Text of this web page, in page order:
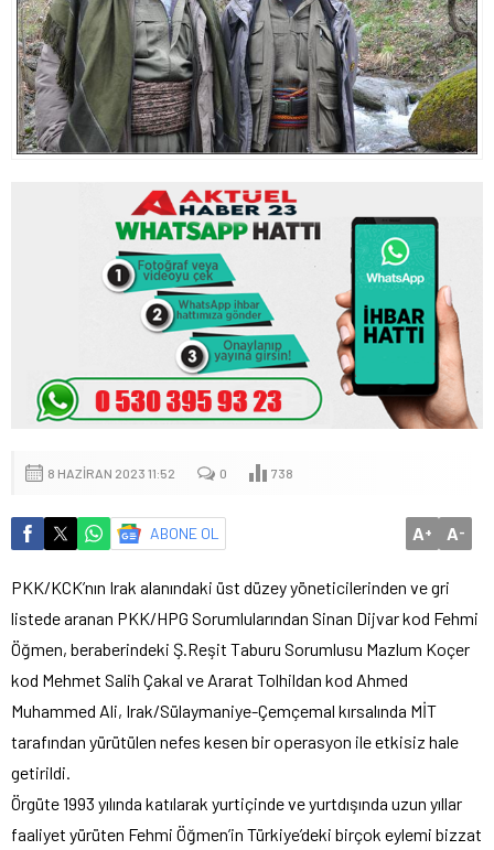
8 HAZIRAN 2023 11:52 0 738
ABONE OL A+ A-
PKK/KCK’nın Irak alanındaki üst düzey yöneticilerinden ve gri
listede aranan PKK/HPG Sorumlularından Sinan Dijvar kod Fehmi
Öğmen, beraberindeki Ş.Reşit Taburu Sorumlusu Mazlum Koçer
kod Mehmet Salih Çakal ve Ararat Tolhildan kod Ahmed
Muhammed Ali, Irak/Sülaymaniye-Çemçemal kırsalında MİT
tarafından yürütülen nefes kesen bir operasyon ile etkisiz hale
getirildi.
Örgüte 1993 yılında katılarak yurtiçinde ve yurtdışında uzun yıllar
faaliyet yürüten Fehmi Öğmen’in Türkiye’deki birçok eylemi bizzat